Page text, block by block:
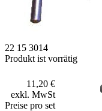
22 15 3014
Produkt ist vorrätig
11,20 €
exkl. MwSt
Preise pro set